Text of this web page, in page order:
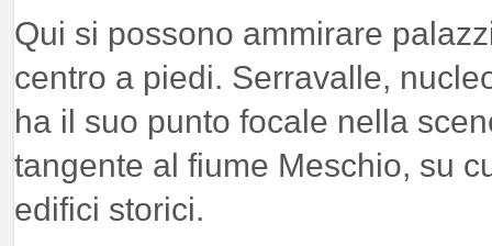
Qui si possono ammirare
centro a piedi. Serravalle,
ha il suo punto focale nella
tangente al fiume Meschio, su
edifici storici.